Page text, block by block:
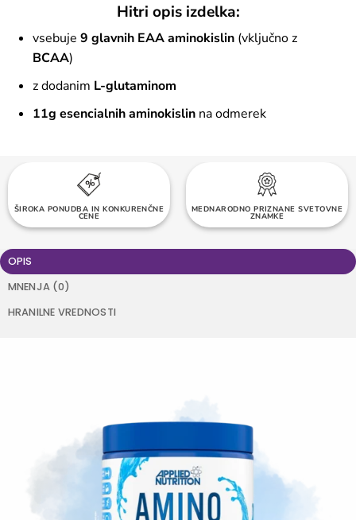
Hitri opis izdelka:
vsebuje 9 glavnih EAA aminokislin (vključno z
BCAA)
z dodanim L-glutaminom
11g esencialnih aminokislinna odmerek
TOČKE ZVESTOBE OB VSAKEM NAKUPU BREZPLAČNA DOSTAVA NAD 60 EUR
ŠIROKA PONUDBA IN KONKURENČNE
CENE
MEDNARODNO PRIZNANE SVETOVNE
ZNAMKE
OPIS
MNENJA (0)
HRANILNE VREDNOSTI